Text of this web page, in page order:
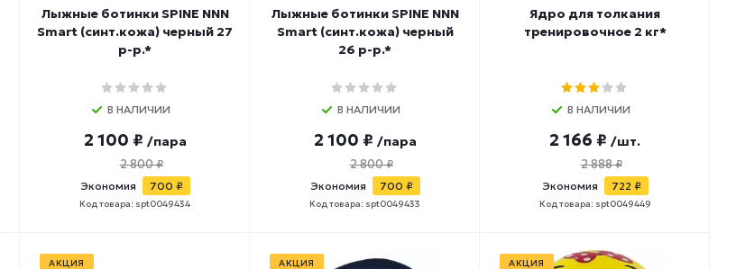
Лыжные ботинки SPINE NNN
Smart (синт.кожа) черный 27
р-р.*
В НАЛИЧИИ
2 100 ₽ /пара
2 800 ₽
Экономия 700 ₽
Код товара: spt0049434
Лыжные ботинки SPINE NNN
Smart (синт.кожа) черный
26 р-р.*
В НАЛИЧИИ
2 100 ₽ /пара
2 800 ₽
Экономия 700 ₽
Код товара: spt0049433
Ядро для толкания
тренировочное 2 кг*
В НАЛИЧИИ
2 166 ₽ /шт.
2 888 ₽
Экономия 722 ₽
Код товара: spt0049449
АКЦИЯ АКЦИЯ АКЦИЯ